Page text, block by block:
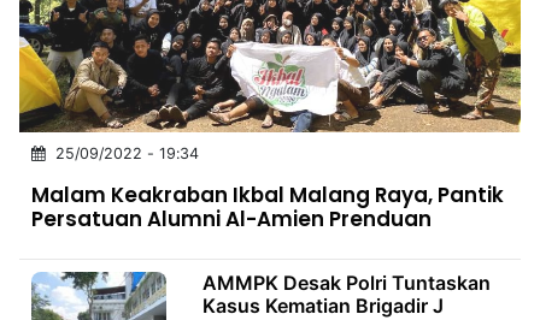
INDONESIA
Partner
NTB
Time
IDN
Jogja
Rakyat
News
Notice
Baru
Follow
Kabarbaru
25/09/2022 - 19:34
Malam Keakraban Ikbal Malang Raya, Pantik
Persatuan Alumni Al-Amien Prenduan
AMMPK Desak Polri Tuntaskan
Kasus Kematian Brigadir J